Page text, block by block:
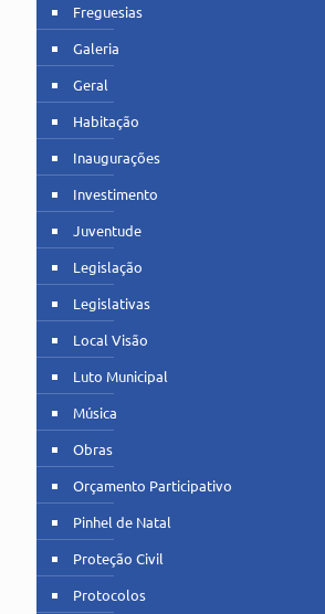
Freguesias
Galeria
Geral
Habitação
Inaugurações
Investimento
Juventude
Legislação
Legislativas
Local Visão
Luto Municipal
Música
Obras
Orçamento Participativo
Pinhel de Natal
Proteção Civil
Protocolos